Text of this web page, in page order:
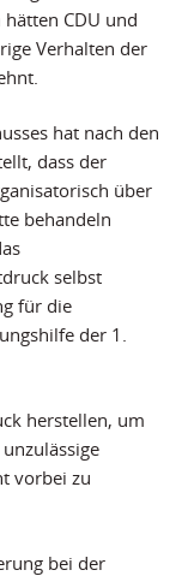
CDU und
Verhalten der
hat nach den
dass der
über
behandeln
selbst
für die
der 1.
herstellen, um
vorbei zu
bei der